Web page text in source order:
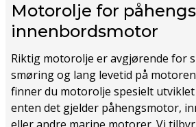
Motorolje for
innenbordsmotor
Riktig motorolje er avgjørende for
smøring og lang levetid på
finner du motorolje spesielt
enten det gjelder påhengsmotor,